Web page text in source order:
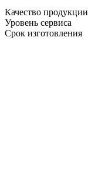
Качество продукции
Уровень сервиса
Срок изготовления